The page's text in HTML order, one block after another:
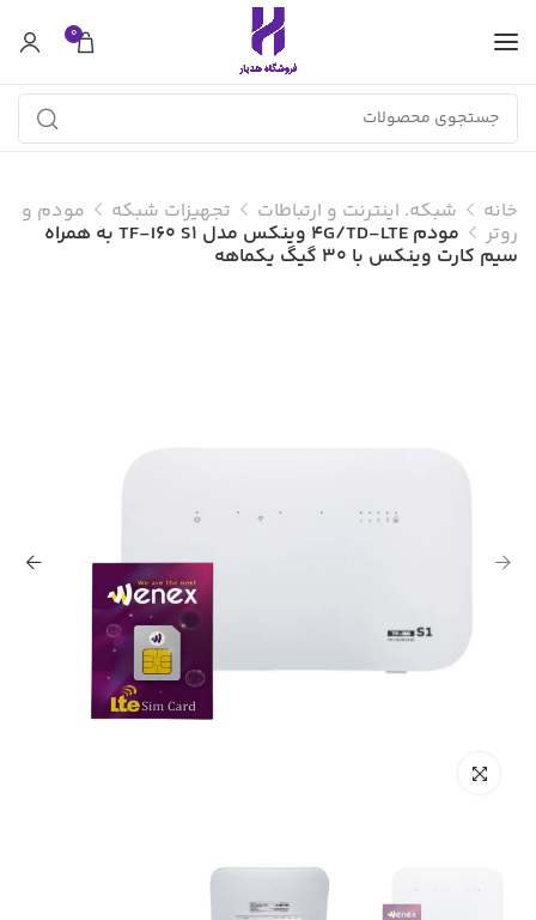
0
خانه شبکه. اینترنت و ارتباطات تجهیزات شبکه مودم و
روتر مودم 4G/TD-LTE وینکس مدل TF-I60 S1 به همراه
سیم کارت وینکس با 30 گیگ یکماهه